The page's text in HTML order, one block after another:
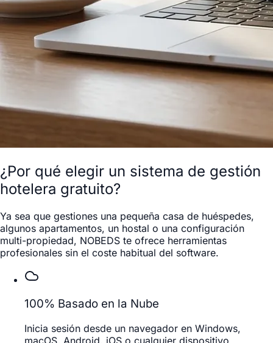
¿Por qué elegir un sistema de gestión
hotelera gratuito?
Ya sea que gestiones una pequeña casa de huéspedes,
algunos apartamentos, un hostal o una configuración
multi-propiedad, NOBEDS te ofrece herramientas
profesionales sin el coste habitual del software.
100% Basado en la Nube
Inicia sesión desde un navegador en Windows,